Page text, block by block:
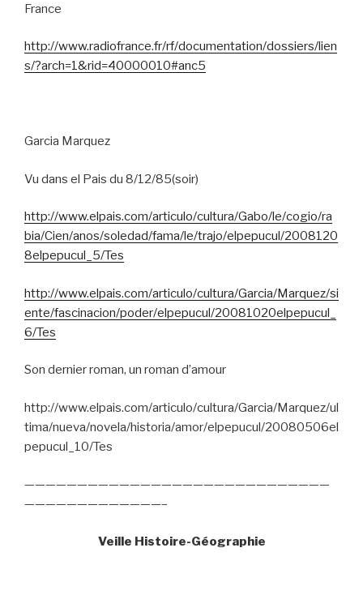
France
http://www.radiofrance.fr/rf/documentation/dossiers/lien
s/?arch=1&rid=40000010#anc5
Garcia Marquez
Vu dans el Pais du 8/12/85(soir)
http://www.elpais.com/articulo/cultura/Gabo/le/cogio/ra
bia/Cien/anos/soledad/fama/le/trajo/elpepucul/2008120
8elpepucul_5/Tes
http://www.elpais.com/articulo/cultura/Garcia/Marquez/si
ente/fascinacion/poder/elpepucul/20081020elpepucul_
6/Tes
Son dernier roman, un roman d’amour
http://www.elpais.com/articulo/cultura/Garcia/Marquez/ul
tima/nueva/novela/historia/amor/elpepucul/20080506el
pepucul_10/Tes
—————————————————————————————
—————————————–
Veille Histoire-Géographie